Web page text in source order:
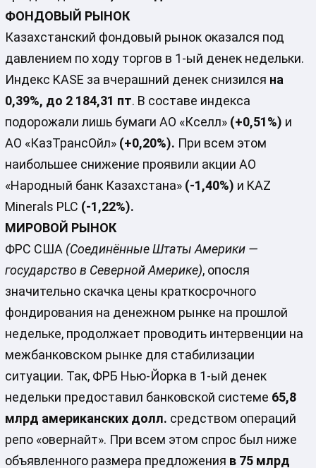
ФОНДОВЫЙ РЫНОК
Казахстанский фондовый рынок оказался под
давлением по ходу торгов в 1-ый денек недельки.
Индекс KASE за вчерашний денек снизился на
0,39%, до 2 184,31 пт. В составе индекса
подорожали лишь бумаги АО «Кселл» (+0,51%) и
АО «КазТрансОйл» (+0,20%). При всем этом
наибольшее снижение проявили акции АО
«Народный банк Казахстана» (-1,40%) и KAZ
Minerals PLC (-1,22%).
МИРОВОЙ РЫНОК
ФРС США (Соединённые Штаты Америки —
государство в Северной Америке), опосля
значительно скачка цены краткосрочного
фондирования на денежном рынке на прошлой
недельке, продолжает проводить интервенции на
межбанковском рынке для стабилизации
ситуации. Так, ФРБ Нью-Йорка в 1-ый денек
недельки предоставил банковской системе 65,8
млрд американских долл. средством операций
репо «овернайт». При всем этом спрос был ниже
объявленного размера предложения в 75 млрд